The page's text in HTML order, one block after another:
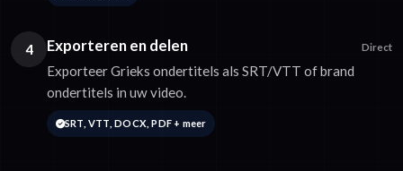
4 Exporteren en delen Direct
Exporteer Grieks ondertitels als SRT/VTT of brand
ondertitels in uw video.
SRT, VTT, DOCX, PDF + meer